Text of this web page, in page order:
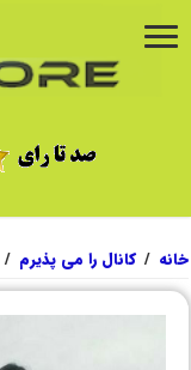
خانه / کانال را می پذیرم /